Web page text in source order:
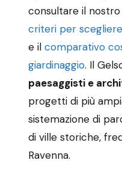
consultare il
criteri per
e il comparativo
giardinaggio. Il
paesaggisti e
progetti di più
sistemazione di
di ville storiche,
Ravenna.